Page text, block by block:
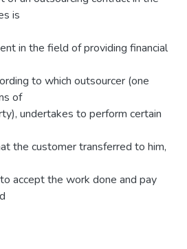
is
in the field of providing financial
to which outsourcer (one
of
undertakes to perform certain
the customer transferred to him,
accept the work done and pay